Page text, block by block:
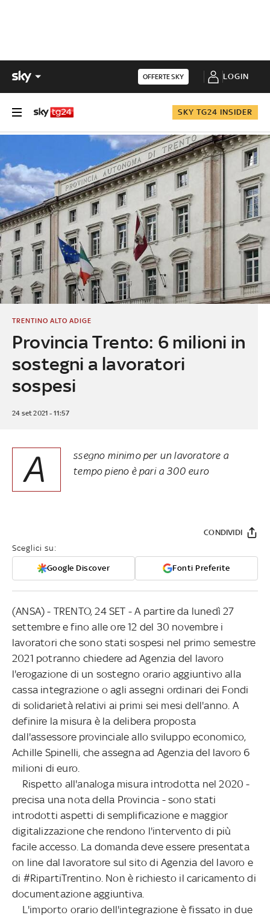
OFFERTE SKY LOGIN
SKY TG24 INSIDER
Provincia Trento: 6 milioni in
sostegni a lavoratori
sospesi
TRENTINO ALTO ADIGE
24 set 2021 - 11:57
A
ssegno minimo per un lavoratore a
tempo pieno è pari a 300 euro
Sceglici su:
Google Discover Fonti Preferite
CONDIVIDI
(ANSA) - TRENTO, 24 SET - A partire da lunedì 27
settembre e fino alle ore 12 del 30 novembre i
lavoratori che sono stati sospesi nel primo semestre
2021 potranno chiedere ad Agenzia del lavoro
l'erogazione di un sostegno orario aggiuntivo alla
cassa integrazione o agli assegni ordinari dei Fondi
di solidarietà relativi ai primi sei mesi dell'anno. A
definire la misura è la delibera proposta
dall'assessore provinciale allo sviluppo economico,
Achille Spinelli, che assegna ad Agenzia del lavoro 6
milioni di euro.
Rispetto all'analoga misura introdotta nel 2020 -
precisa una nota della Provincia - sono stati
introdotti aspetti di semplificazione e maggior
digitalizzazione che rendono l'intervento di più
facile accesso. La domanda deve essere presentata
on line dal lavoratore sul sito di Agenzia del lavoro e
di #RipartiTrentino. Non è richiesto il caricamento di
documentazione aggiuntiva.
L'importo orario dell'integrazione è fissato in due